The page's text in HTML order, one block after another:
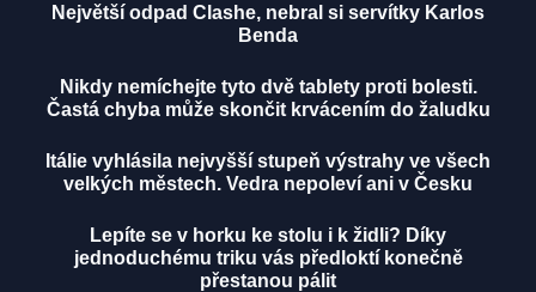
Největší odpad Clashe, nebral si servítky Karlos
Benda
Nikdy nemíchejte tyto dvě tablety proti bolesti.
Častá chyba může skončit krvácením do žaludku
Itálie vyhlásila nejvyšší stupeň výstrahy ve všech
velkých městech. Vedra nepoleví ani v Česku
Lepíte se v horku ke stolu i k židli? Díky
jednoduchému triku vás předloktí konečně
přestanou pálit